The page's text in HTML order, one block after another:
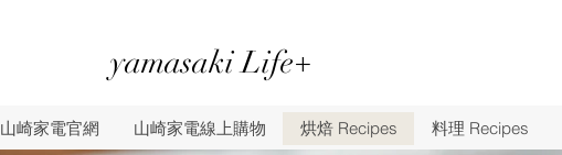
yamasaki Life+
山崎家電官網 山崎家電線上購物 烘焙 Recipes 料理 Recipes